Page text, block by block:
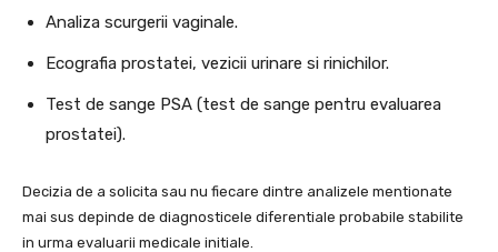
Analiza scurgerii vaginale.
Ecografia prostatei, vezicii urinare si rinichilor.
Test de sange PSA (test de sange pentru evaluarea
prostatei).
Decizia de a solicita sau nu fiecare dintre analizele mentionate
mai sus depinde de diagnosticele diferentiale probabile stabilite
in urma evaluarii medicale initiale.